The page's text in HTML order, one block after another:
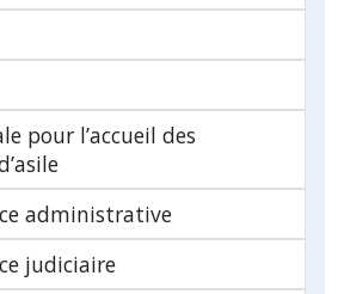
pour l’accueil des
administrative
judiciaire